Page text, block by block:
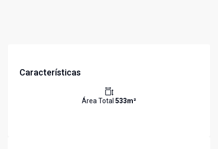
Características
Área Total 533m²